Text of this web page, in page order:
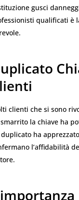
gusci
qualificati è
clienti che si sono
la chiave ha
ha
l’affidabilità